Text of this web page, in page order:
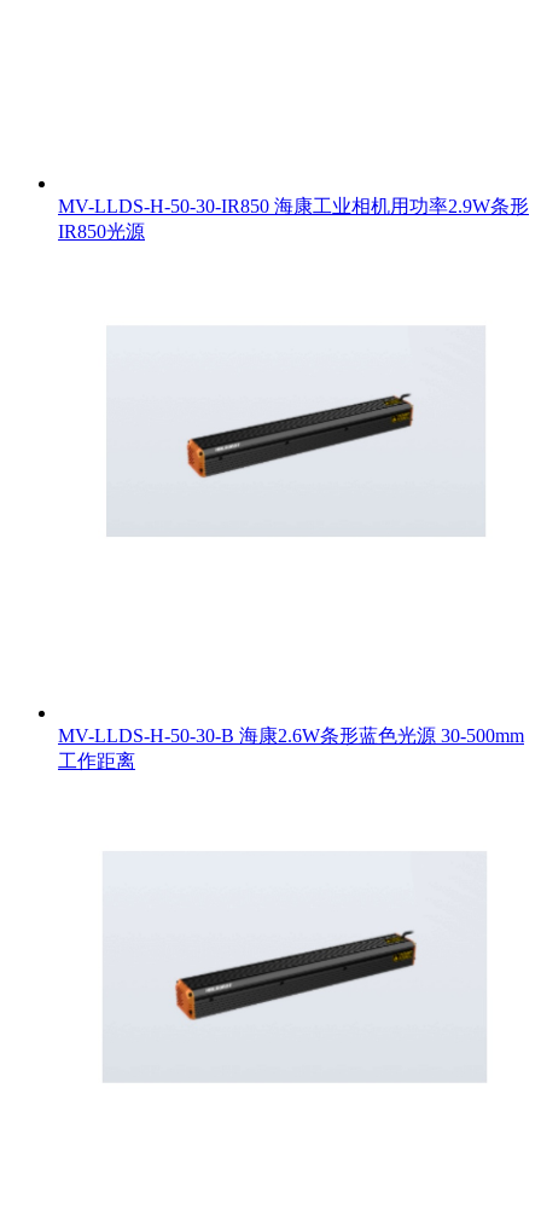
MV-LLDS-H-50-30-IR850 海康工业相机用功率2.9W条形
IR850光源
MV-LLDS-H-50-30-B 海康2.6W条形蓝色光源 30-500mm
工作距离